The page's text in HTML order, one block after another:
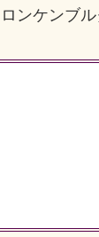
ンケンブ